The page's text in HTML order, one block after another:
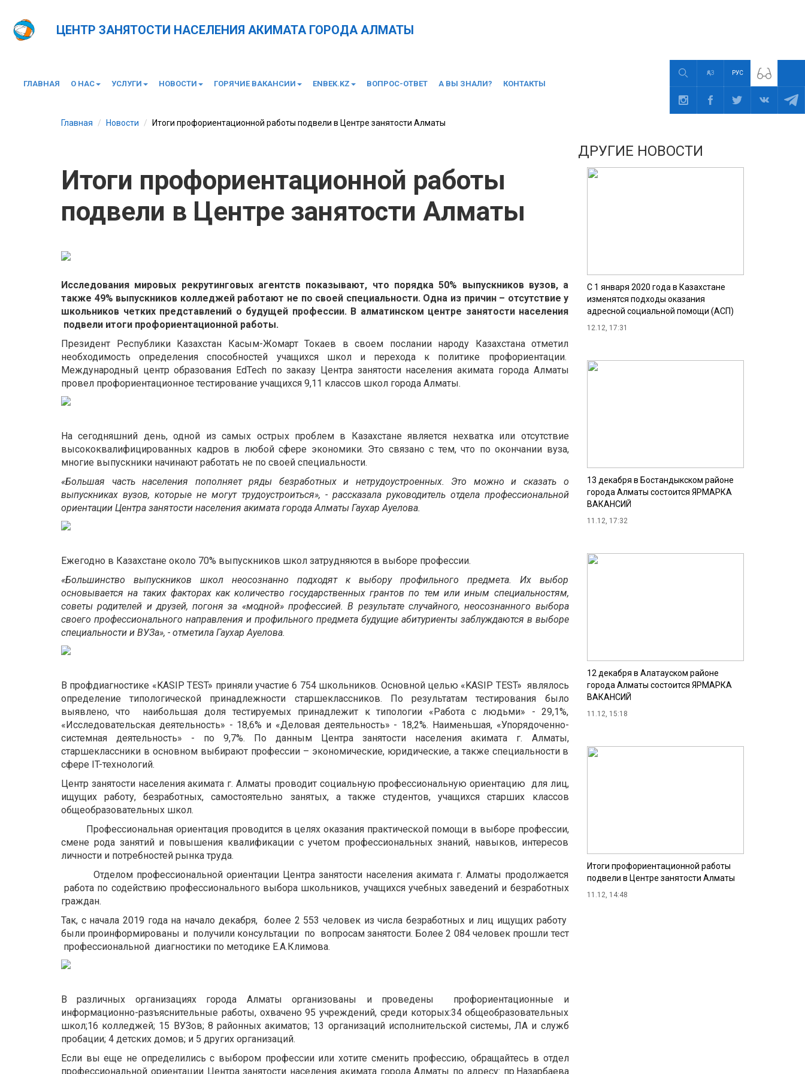
ЦЕНТР ЗАНЯТОСТИ НАСЕЛЕНИЯ АКИМАТА ГОРОДА АЛМАТЫ
ГЛАВНАЯ О НАС УСЛУГИ НОВОСТИ ГОРЯЧИЕ ВАКАНСИИ ENBEK.KZ ВОПРОС-ОТВЕТ А ВЫ ЗНАЛИ? КОНТАКТЫ
ҚАЗ РУС
Главная Новости Итоги профориентационной работы подвели в Центре занятости Алматы
Итоги профориентационной работы
подвели в Центре занятости Алматы
Исследования мировых рекрутинговых агентств показывают, что порядка 50% выпускников вузов, а
также 49% выпускников колледжей работают не по своей специальности. Одна из причин – отсутствие у
школьников четких представлений о будущей профессии. В алматинском центре занятости населения
подвели итоги профориентационной работы.
Президент Республики Казахстан Касым-Жомарт Токаев в своем послании народу Казахстана отметил
необходимость определения способностей учащихся школ и перехода к политике профориентации.
Международный центр образования EdTech по заказу Центра занятости населения акимата города Алматы
провел профориентационное тестирование учащихся 9,11 классов школ города Алматы.
На сегодняшний день, одной из самых острых проблем в Казахстане является нехватка или отсутствие
высококвалифицированных кадров в любой сфере экономики. Это связано с тем, что по окончании вуза,
многие выпускники начинают работать не по своей специальности.
«Большая часть населения пополняет ряды безработных и нетрудоустроенных. Это можно и сказать о
выпускниках вузов, которые не могут трудоустроиться», - рассказала руководитель отдела профессиональной
ориентации Центра занятости населения акимата города Алматы Гаухар Ауелова.
Ежегодно в Казахстане около 70% выпускников школ затрудняются в выборе профессии.
«Большинство выпускников школ неосознанно подходят к выбору профильного предмета. Их выбор
основывается на таких факторах как количество государственных грантов по тем или иным специальностям,
советы родителей и друзей, погоня за «модной» профессией. В результате случайного, неосознанного выбора
своего профессионального направления и профильного предмета будущие абитуриенты заблуждаются в выборе
специальности и ВУЗа», - отметила Гаухар Ауелова.
В профдиагностике «KASIP TEST» приняли участие 6 754 школьников. Основной целью «KASIP TEST» являлось
определение типологической принадлежности старшеклассников. По результатам тестирования было
выявлено, что наибольшая доля тестируемых принадлежит к типологии «Работа с людьми» - 29,1%,
«Исследовательская деятельность» - 18,6% и «Деловая деятельность» - 18,2%. Наименьшая, «Упорядоченно-
системная деятельность» - по 9,7%. По данным Центра занятости населения акимата г. Алматы,
старшеклассники в основном выбирают профессии – экономические, юридические, а также специальности в
сфере IT-технологий.
Центр занятости населения акимата г. Алматы проводит социальную профессиональную ориентацию для лиц,
ищущих работу, безработных, самостоятельно занятых, а также студентов, учащихся старших классов
общеобразовательных школ.
Профессиональная ориентация проводится в целях оказания практической помощи в выборе профессии,
смене рода занятий и повышения квалификации с учетом профессиональных знаний, навыков, интересов
личности и потребностей рынка труда.
Отделом профессиональной ориентации Центра занятости населения акимата г. Алматы продолжается
работа по содействию профессионального выбора школьников, учащихся учебных заведений и безработных
граждан.
Так, с начала 2019 года на начало декабря, более 2 553 человек из числа безработных и лиц ищущих работу
были проинформированы и получили консультации по вопросам занятости. Более 2 084 человек прошли тест
профессиональной диагностики по методике Е.А.Климова.
В различных организациях города Алматы организованы и проведены профориентационные и
информационно-разъяснительные работы, охвачено 95 учреждений, среди которых:34 общеобразовательных
школ;16 колледжей; 15 ВУЗов; 8 районных акиматов; 13 организаций исполнительской системы, ЛА и служб
пробации; 4 детских домов; и 5 других организаций.
Если вы еще не определились с выбором профессии или хотите сменить профессию, обращайтесь в отдел
профессиональной ориентации Центра занятости населения акимата города Алматы по адресу: пр.Назарбаева
ДРУГИЕ НОВОСТИ
С 1 января 2020 года в Казахстане
изменятся подходы оказания
адресной социальной помощи (АСП)
12.12, 17:31
13 декабря в Бостандыкском районе
города Алматы состоится ЯРМАРКА
ВАКАНСИЙ
11.12, 17:32
12 декабря в Алатауском районе
города Алматы состоится ЯРМАРКА
ВАКАНСИЙ
11.12, 15:18
Итоги профориентационной работы
подвели в Центре занятости Алматы
11.12, 14:48